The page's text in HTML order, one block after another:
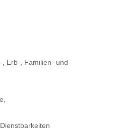
Erb-, Familien- und